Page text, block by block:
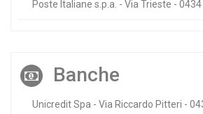
Poste Italiane s.p.a. - Via Trieste -
Banche
Unicredit Spa - Via Riccardo Pitteri -